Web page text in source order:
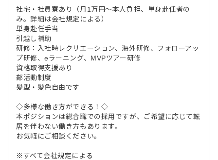
社宅・社員寮あり（月1万円～本人負担、単身赴任者の
み。詳細は会社規定による）
単身赴任手当
引越し補助
研修：入社時レクリエーション、海外研修、フォローアッ
プ研修、eラーニング、MVPツアー研修
資格取得支援あり
部活動制度
髪型・髪色自由です
◇多様な働き方ができる！◇
本ポジションは総合職での採用ですが、ご希望に応じて転
居を伴わない働き方もあります。
お気軽にご相談ください。
※すべて会社規定による